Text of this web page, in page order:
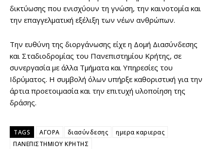
δικτύωσης που ενισχύουν τη γνώση, την καινοτομία και
την επαγγελματική εξέλιξη των νέων ανθρώπων.
Την ευθύνη της διοργάνωσης είχε η Δομή Διασύνδεσης
και Σταδιοδρομίας του Πανεπιστημίου Κρήτης, σε
συνεργασία με άλλα Τμήματα και Υπηρεσίες του
Ιδρύματος. Η συμβολή όλων υπήρξε καθοριστική για την
άρτια προετοιμασία και την επιτυχή υλοποίηση της
δράσης.
TAGS ΑΓΟΡΑ διασύνδεσης
ημερα καριερας
ΠΑΝΕΠΙΣΤΗΜΙΟΥ ΚΡΗΤΗΣ